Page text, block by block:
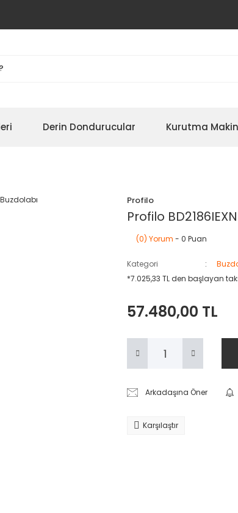
Derin Dondurucular Kurutma
Profilo
Profilo
(0) Yorum - 0 Puan
Kategori
*7.025,33 TL den başlayan
57.480,00 TL
Arkadaşına Öner
Karşılaştır